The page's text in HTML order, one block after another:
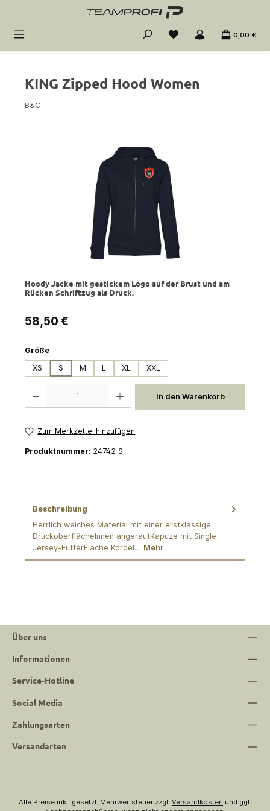
Zum Hauptinhalt springen
0,00 €
KING Zipped Hood Women
B&C
Hoody Jacke mit gestickem Logo auf der Brust und am
Rücken Schriftzug als Druck.
Regulärer Preis:
58,50 €
Größeauswählen
XS
S M L XL XXL
In den Warenkorb
Zum Merkzettel hinzufügen
Produktnummer: 24742 S
Beschreibung
Herrlich weiches Material mit einer erstklassige
DruckoberflächeInnen angerautKapuze mit Single
Jersey-FutterFlache Kordel… Mehr
Über uns
Informationen
Service-Hotline
Social Media
Zahlungsarten
Versandarten
Alle Preise inkl. gesetzl. Mehrwertsteuer zzgl. Versandkosten und ggf.